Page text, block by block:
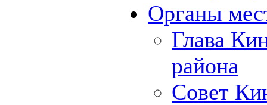
Органы
Глава
района
Совет